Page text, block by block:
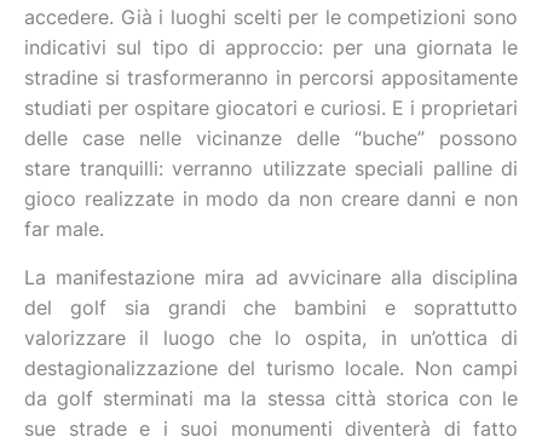
accedere. Già i luoghi scelti per le competizioni sono
indicativi sul tipo di approccio: per una giornata le
stradine si trasformeranno in percorsi appositamente
studiati per ospitare giocatori e curiosi. E i proprietari
delle case nelle vicinanze delle “buche” possono
stare tranquilli: verranno utilizzate speciali palline di
gioco realizzate in modo da non creare danni e non
far male.
La manifestazione mira ad avvicinare alla disciplina
del golf sia grandi che bambini e soprattutto
valorizzare il luogo che lo ospita, in un’ottica di
destagionalizzazione del turismo locale. Non campi
da golf sterminati ma la stessa città storica con le
sue strade e i suoi monumenti diventerà di fatto